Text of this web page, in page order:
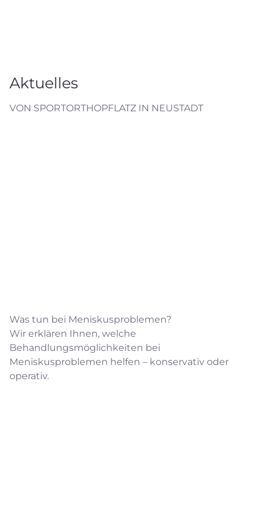
Aktuelles
VON SPORTORTHOPFLATZ IN NEUSTADT
Was tun bei Meniskusproblemen?
Wir erklären Ihnen, welche
Behandlungsmöglichkeiten bei
Meniskusproblemen helfen – konservativ oder
operativ.